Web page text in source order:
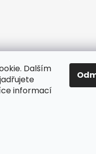
Dalším
informací
Facebook Instagram